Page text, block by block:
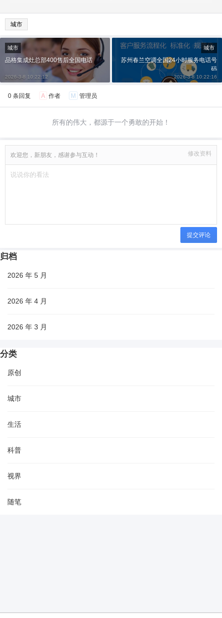
城市
城市
品格集成灶总部400售后全国电话
2026-3-8 10:22:12
城市
苏州春兰空调全国24小时服务电话号
码
2026-3-8 10:22:16
0 条回复 A 作者 M 管理员
所有的伟大，都源于一个勇敢的开始！
欢迎您，新朋友，感谢参与互动！ 修改资料
提交评论
归档
2026 年 5 月
2026 年 4 月
2026 年 3 月
分类
原创
城市
生活
科普
视界
随笔